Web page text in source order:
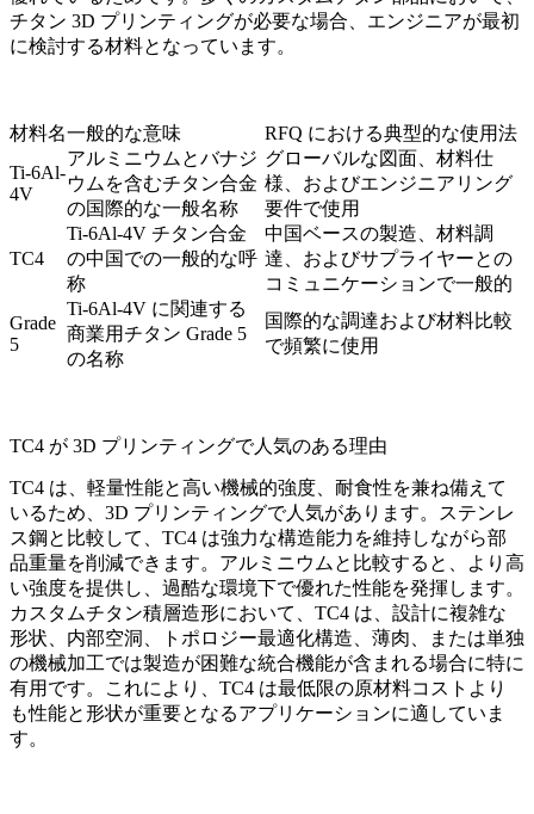
チタン 3D プリンティングが必要な場合、エンジニアが最初
に検討する材料となっています。
材料名一般的な意味
RFQ における典型的な使用法
Ti-6Al-
4V
アルミニウムとバナジ
ウムを含むチタン合金
の国際的な一般名称
グローバルな図面、材料仕
様、およびエンジニアリング
要件で使用
TC4
Ti-6Al-4V チタン合金
の中国での一般的な呼
称
中国ベースの製造、材料調
達、およびサプライヤーとの
コミュニケーションで一般的
Grade
5
Ti-6Al-4V に関連する
商業用チタン Grade 5
の名称
国際的な調達および材料比較
で頻繁に使用
TC4 が 3D プリンティングで人気のある理由
TC4 は、軽量性能と高い機械的強度、耐食性を兼ね備えて
いるため、3D プリンティングで人気があります。ステンレ
ス鋼と比較して、TC4 は強力な構造能力を維持しながら部
品重量を削減できます。アルミニウムと比較すると、より高
い強度を提供し、過酷な環境下で優れた性能を発揮します。
カスタムチタン積層造形において、TC4 は、設計に複雑な
形状、内部空洞、トポロジー最適化構造、薄肉、または単独
の機械加工では製造が困難な統合機能が含まれる場合に特に
有用です。これにより、TC4 は最低限の原材料コストより
も性能と形状が重要となるアプリケーションに適していま
す。